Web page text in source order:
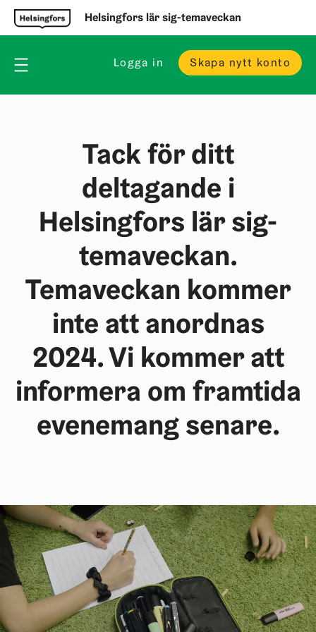
Helsingfors lär sig-temaveckan
Skapa nytt konto
Logga in
Tack för ditt
deltagande i
Helsingfors lär sig-
temaveckan.
Temaveckan kommer
inte att anordnas
2024. Vi kommer att
informera om framtida
evenemang senare.